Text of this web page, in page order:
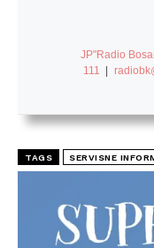
JP"Radio
111
|
TAGS SERVISNE